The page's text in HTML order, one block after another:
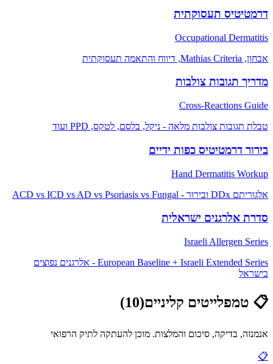
דרמטיטיס תעסוקתית
Occupational Dermatitis
אבחון, Mathias Criteria, דיווח והתאמה תעסוקתית
מדריך תגובות צולבות
Cross-Reactions Guide
טבלת תגובות צולבות מלאה - ניקל, בלסם, לטקס, PPD ועוד
בירור דרמטיטיס כפות ידיים
Hand Dermatitis Workup
אלגוריתם DDx ובירור - ACD vs ICD vs AD vs Psoriasis vs Fungal
סדרת אלרגנים ישראלית
Israeli Allergen Series
European Baseline + Israeli Extended Series - אלרגנים נפוצים
בישראל
📋 טמפלייטים קליניים(
10
)
אנמנזה, בדיקה, סיכום והמלצות. מוכן להעתקה לתיק הרפואי
📋